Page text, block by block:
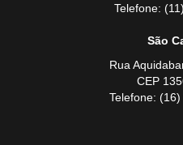
Telefone:
São
Rua
CEP
Telefone: